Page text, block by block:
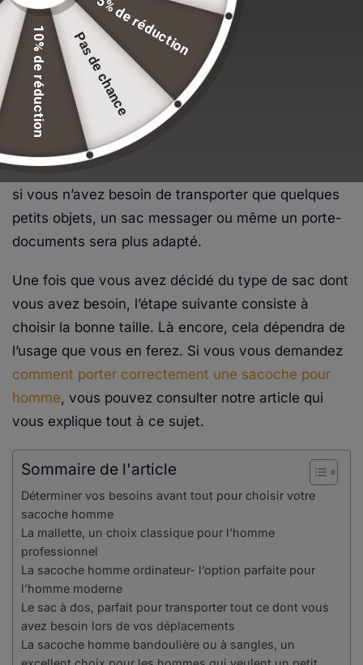
complet vous aidera à choisir le sac idéal pour vos
besoins.
Lorsque vous choisissez une sacoche homme, la
première chose à prendre en compte est l’usage
que vous en ferez. Si vous avez l’intention de
transporter beaucoup d’objets lourds, un sac à dos
est probablement la meilleure option. En revanche,
si vous n’avez besoin de transporter que quelques
petits objets, un sac messager ou même un porte-
documents sera plus adapté.
Une fois que vous avez décidé du type de sac dont
vous avez besoin, l’étape suivante consiste à
choisir la bonne taille. Là encore, cela dépendra de
l’usage que vous en ferez. Si vous vous demandez
comment porter correctement une sacoche pour
homme, vous pouvez consulter notre article qui
vous explique tout à ce sujet.
Sommaire de l'article
Déterminer vos besoins avant tout pour choisir votre
sacoche homme
La mallette, un choix classique pour l’homme
professionnel
La sacoche homme ordinateur- l’option parfaite pour
l’homme moderne
Le sac à dos, parfait pour transporter tout ce dont vous
avez besoin lors de vos déplacements
La sacoche homme bandoulière ou à sangles, un
5% de réduction
Pas de chance
10% de réduction